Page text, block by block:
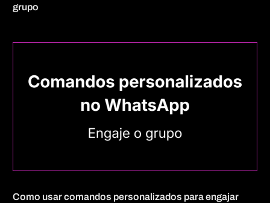
grupo
Como usar comandos personalizados para engajar